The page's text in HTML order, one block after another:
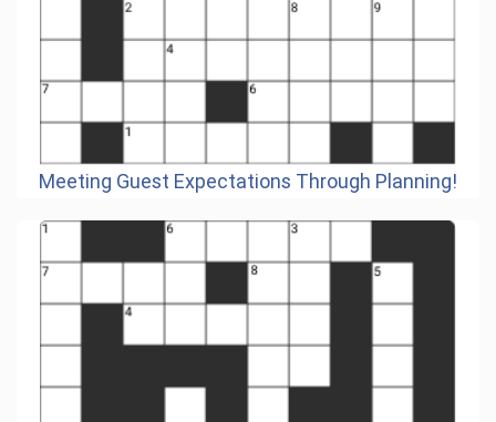
Meeting Guest Expectations Through Planning!